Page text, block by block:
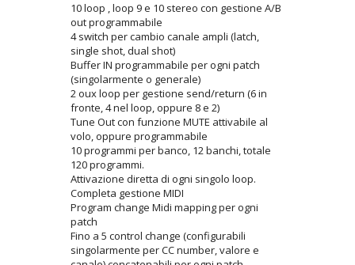
10 loop , loop 9 e 10 stereo con gestione A/B
out programmabile
4 switch per cambio canale ampli (latch,
single shot, dual shot)
Buffer IN programmabile per ogni patch
(singolarmente o generale)
2 oux loop per gestione send/return (6 in
fronte, 4 nel loop, oppure 8 e 2)
Tune Out con funzione MUTE attivabile al
volo, oppure programmabile
10 programmi per banco, 12 banchi, totale
120 programmi.
Attivazione diretta di ogni singolo loop.
Completa gestione MIDI
Program change Midi mapping per ogni
patch
Fino a 5 control change (configurabili
singolarmente per CC number, valore e